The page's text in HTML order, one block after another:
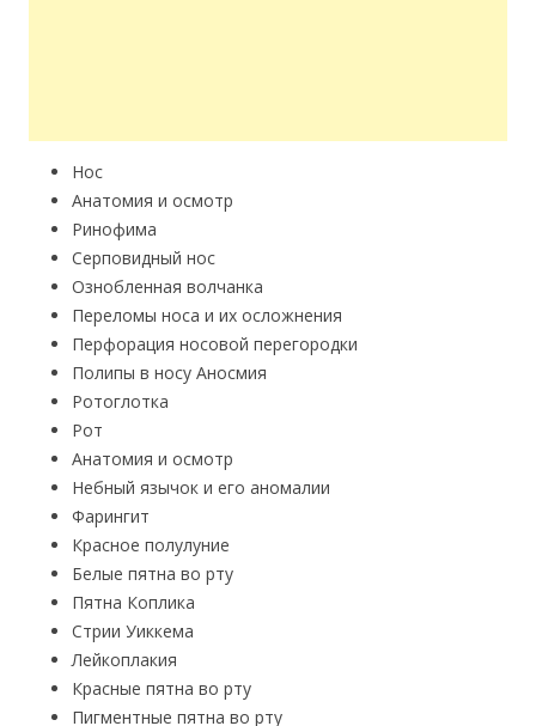
Hoc
Анатомия и осмотр
Ринофима
Серповидный нос
Ознобленная волчанка
Переломы носа и их осложнения
Перфорация носовой перегородки
Полипы в носу Аносмия
Ротоглотка
Рот
Анатомия и осмотр
Небный язычок и его аномалии
Фарингит
Красное полулуние
Белые пятна во рту
Пятна Коплика
Стрии Уиккема
Лейкоплакия
Красные пятна во рту
Пигментные пятна во рту